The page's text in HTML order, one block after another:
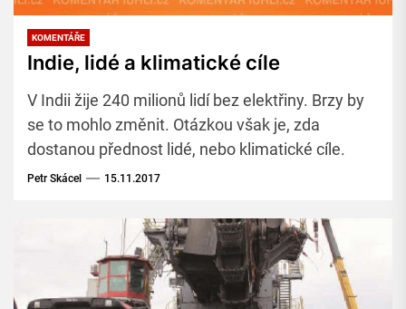
KOMENTÁŘE
Indie, lidé a klimatické cíle
V Indii žije 240 milionů lidí bez elektřiny. Brzy by
se to mohlo změnit. Otázkou však je, zda
dostanou přednost lidé, nebo klimatické cíle.
Petr Skácel 15.11.2017